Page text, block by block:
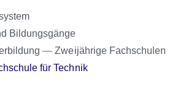
Bildungsgänge
Zweijährige Fachschulen
für Technik